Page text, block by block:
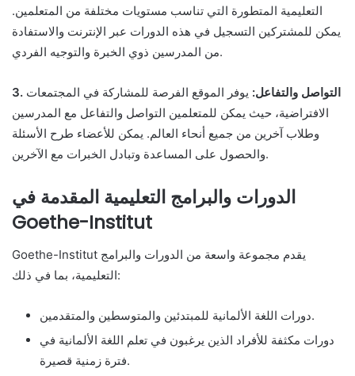
التعليمية المتطورة التي تناسب مستويات مختلفة من المتعلمين.
يمكن للمشتركين التسجيل في هذه الدورات عبر الإنترنت والاستفادة
من المدرسين ذوي الخبرة والتوجيه الفردي.
3. التواصل والتفاعل: يوفر الموقع الفرصة للمشاركة في المجتمعات
الافتراضية، حيث يمكن للمتعلمين التواصل والتفاعل مع المدرسين
وطلاب آخرين من جميع أنحاء العالم. يمكن للأعضاء طرح الأسئلة
والحصول على المساعدة وتبادل الخبرات مع الآخرين.
الدورات والبرامج التعليمية المقدمة في
Goethe-Institut
Goethe-Institut يقدم مجموعة واسعة من الدورات والبرامج
التعليمية، بما في ذلك:
دورات اللغة الألمانية للمبتدئين والمتوسطين والمتقدمين.
دورات مكثفة للأفراد الذين يرغبون في تعلم اللغة الألمانية في
فترة زمنية قصيرة.